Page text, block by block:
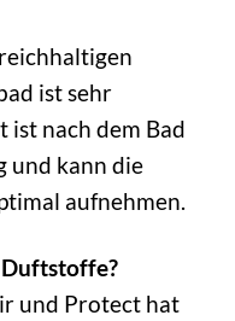
ist sehr
ist nach dem Bad
und kann die
aufnehmen.
Duftstoffe?
und Protect hat